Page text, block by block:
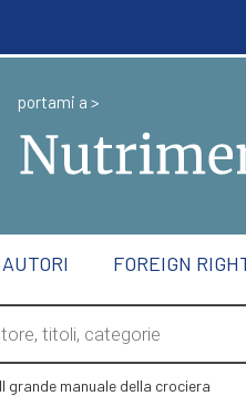
portami a >
FOREIGN
Il grande manuale della crociera